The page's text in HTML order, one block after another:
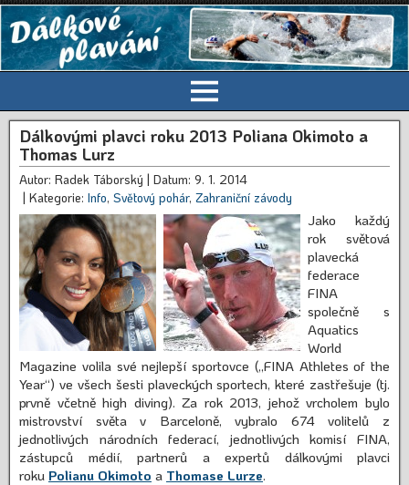
Dálkovými plavci roku 2013 Poliana Okimoto a
Thomas Lurz
Autor: Radek Táborský | Datum: 9. 1. 2014
| Kategorie: Info, Světový pohár, Zahraniční závody
Jako každý
rok světová
plavecká
federace
FINA
společně s
Aquatics
World
Magazine volila své nejlepší sportovce („FINA Athletes of the
Year“) ve všech šesti plaveckých sportech, které zastřešuje (tj.
prvně včetně high diving). Za rok 2013, jehož vrcholem bylo
mistrovství světa v Barceloně, vybralo 674 volitelů z
jednotlivých národních federací, jednotlivých komisí FINA,
zástupců médií, partnerů a expertů dálkovými plavci
roku Polianu Okimoto a Thomase Lurze.